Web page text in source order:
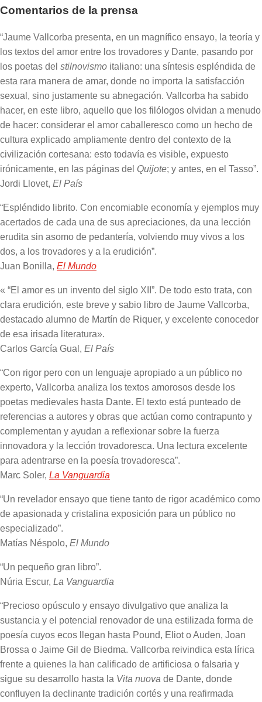
Comentarios de la prensa
“Jaume Vallcorba presenta, en un magnífico ensayo, la teoría y
los textos del amor entre los trovadores y Dante, pasando por
los poetas del stilnovismo italiano: una síntesis espléndida de
esta rara manera de amar, donde no importa la satisfacción
sexual, sino justamente su abnegación. Vallcorba ha sabido
hacer, en este libro, aquello que los filólogos olvidan a menudo
de hacer: considerar el amor caballeresco como un hecho de
cultura explicado ampliamente dentro del contexto de la
civilización cortesana: esto todavía es visible, expuesto
irónicamente, en las páginas del Quijote; y antes, en el Tasso”.
Jordi Llovet, El País
“Espléndido librito. Con encomiable economía y ejemplos muy
acertados de cada una de sus apreciaciones, da una lección
erudita sin asomo de pedantería, volviendo muy vivos a los
dos, a los trovadores y a la erudición”.
Juan Bonilla, El Mundo
« “El amor es un invento del siglo XII”. De todo esto trata, con
clara erudición, este breve y sabio libro de Jaume Vallcorba,
destacado alumno de Martín de Riquer, y excelente conocedor
de esa irisada literatura».
Carlos García Gual, El País
“Con rigor pero con un lenguaje apropiado a un público no
experto, Vallcorba analiza los textos amorosos desde los
poetas medievales hasta Dante. El texto está punteado de
referencias a autores y obras que actúan como contrapunto y
complementan y ayudan a reflexionar sobre la fuerza
innovadora y la lección trovadoresca. Una lectura excelente
para adentrarse en la poesía trovadoresca”.
Marc Soler, La Vanguardia
“Un revelador ensayo que tiene tanto de rigor académico como
de apasionada y cristalina exposición para un público no
especializado”.
Matías Néspolo, El Mundo
“Un pequeño gran libro”.
Núria Escur, La Vanguardia
“Precioso opúsculo y ensayo divulgativo que analiza la
sustancia y el potencial renovador de una estilizada forma de
poesía cuyos ecos llegan hasta Pound, Eliot o Auden, Joan
Brossa o Jaime Gil de Biedma. Vallcorba reivindica esta lírica
frente a quienes la han calificado de artificiosa o falsaria y
sigue su desarrollo hasta la Vita nuova de Dante, donde
confluyen la declinante tradición cortés y una reafirmada